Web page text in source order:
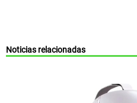
Noticias relacionadas